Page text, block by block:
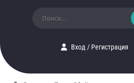
Вход/ Регистрация